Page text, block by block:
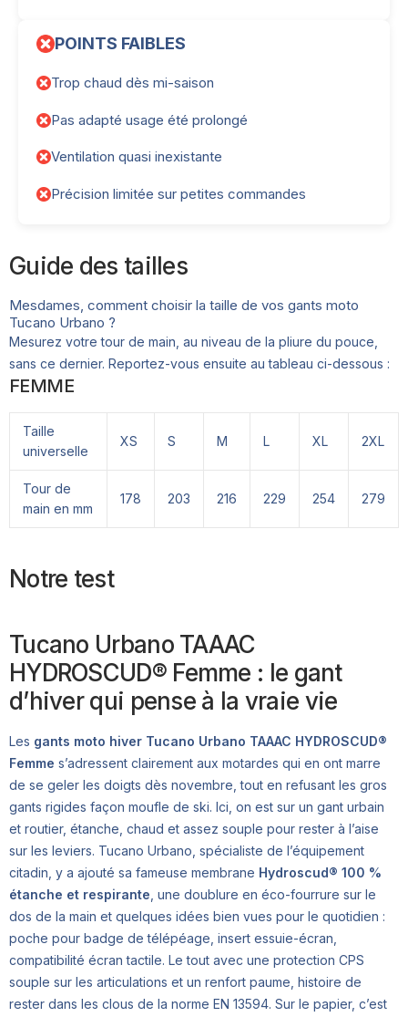
POINTS FAIBLES
Trop chaud dès mi-saison
Pas adapté usage été prolongé
Ventilation quasi inexistante
Précision limitée sur petites commandes
Guide des tailles
Mesdames, comment choisir la taille de vos gants moto
Tucano Urbano ?
Mesurez votre tour de main, au niveau de la pliure du pouce,
sans ce dernier. Reportez-vous ensuite au tableau ci-dessous :
FEMME
Taille
universelle
XS S M L XL 2XL
Tour de
main en mm
178 203 216 229 254 279
Notre test
Tucano Urbano TAAAC
HYDROSCUD® Femme : le gant
d’hiver qui pense à la vraie vie
Les gants moto hiver Tucano Urbano TAAAC HYDROSCUD®
Femme s’adressent clairement aux motardes qui en ont marre
de se geler les doigts dès novembre, tout en refusant les gros
gants rigides façon moufle de ski. Ici, on est sur un gant urbain
et routier, étanche, chaud et assez souple pour rester à l’aise
sur les leviers. Tucano Urbano, spécialiste de l’équipement
citadin, y a ajouté sa fameuse membrane Hydroscud® 100 %
étanche et respirante , une doublure en éco-fourrure sur le
dos de la main et quelques idées bien vues pour le quotidien :
poche pour badge de télépéage, insert essuie-écran,
compatibilité écran tactile. Le tout avec une protection CPS
souple sur les articulations et un renfort paume, histoire de
rester dans les clous de la norme EN 13594. Sur le papier, c’est